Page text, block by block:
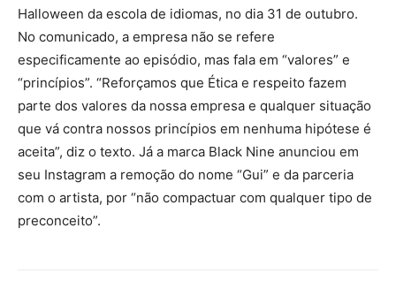
Halloween da escola de idiomas, no dia 31 de outubro.
No comunicado, a empresa não se refere
especificamente ao episódio, mas fala em “valores” e
“princípios”. “Reforçamos que Ética e respeito fazem
parte dos valores da nossa empresa e qualquer situação
que vá contra nossos princípios em nenhuma hipótese é
aceita”, diz o texto. Já a marca Black Nine anunciou em
seu Instagram a remoção do nome “Gui” e da parceria
com o artista, por “não compactuar com qualquer tipo de
preconceito”.